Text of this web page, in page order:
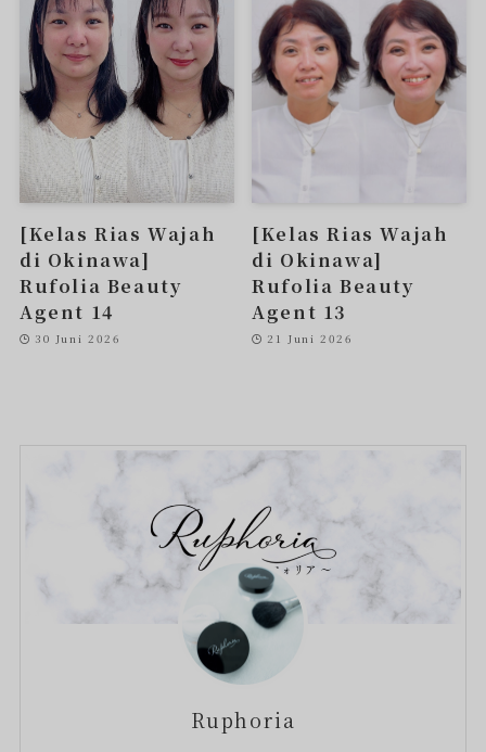
[Kelas Rias Wajah
di Okinawa]
Rufolia Beauty
Agent 14
30 Juni 2026
[Kelas Rias Wajah
di Okinawa]
Rufolia Beauty
Agent 13
21 Juni 2026
Ruphoria